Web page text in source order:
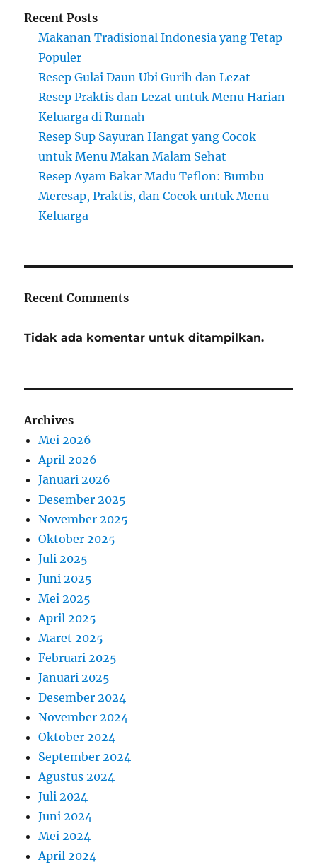
Recent Posts
Makanan Tradisional Indonesia yang Tetap
Populer
Resep Gulai Daun Ubi Gurih dan Lezat
Resep Praktis dan Lezat untuk Menu Harian
Keluarga di Rumah
Resep Sup Sayuran Hangat yang Cocok
untuk Menu Makan Malam Sehat
Resep Ayam Bakar Madu Teflon: Bumbu
Meresap, Praktis, dan Cocok untuk Menu
Keluarga
Recent Comments
Tidak ada komentar untuk ditampilkan.
Archives
Mei 2026
April 2026
Januari 2026
Desember 2025
November 2025
Oktober 2025
Juli 2025
Juni 2025
Mei 2025
April 2025
Maret 2025
Februari 2025
Januari 2025
Desember 2024
November 2024
Oktober 2024
September 2024
Agustus 2024
Juli 2024
Juni 2024
Mei 2024
April 2024